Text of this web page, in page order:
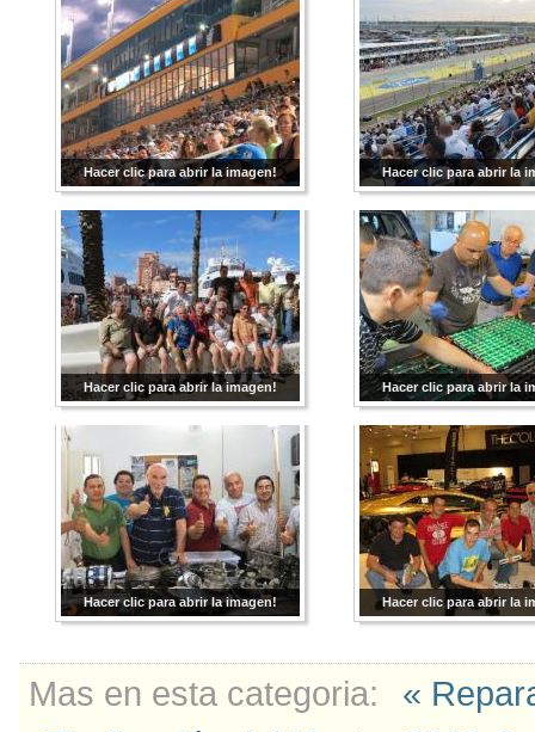
Hacer clic para abrir la imagen! Hacer clic para abrir la
Hacer clic para abrir la imagen! Hacer clic para abrir la
Hacer clic para abrir la imagen! Hacer clic para abrir la
Mas en esta categoria:
«